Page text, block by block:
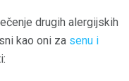
drugih alergijskih
kao oni za senu i